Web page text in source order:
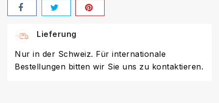
Lieferung
Nur in der Schweiz. Für internationale
Bestellungen bitten wir Sie uns zu kontaktieren.